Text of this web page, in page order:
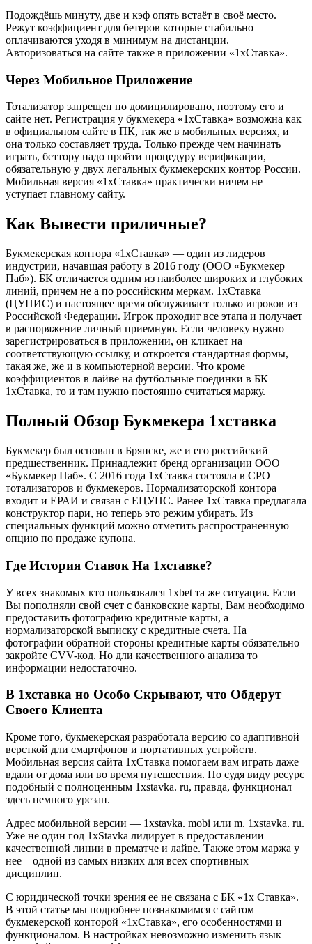
Подождёшь минуту, две и кэф опять встаёт в своё место.
Режут коэффициент для бетеров которые стабильно
оплачиваются уходя в минимум на дистанции.
Авторизоваться на сайте также в приложении «1хСтавка».
Через Мобильное Приложение
Тотализатор запрещен по домицилировано, поэтому его и
сайте нет. Регистрация у букмекера «1хСтавка» возможна как
в официальном сайте в ПК, так же в мобильных версиях, и
она только составляет труда. Только прежде чем начинать
играть, беттору надо пройти процедуру верификации,
обязательную у двух легальных букмекерских контор России.
Мобильная версия «1хСтавка» практически ничем не
уступает главному сайту.
Как Вывести приличные?
Букмекерская контора «1хСтавка» — один из лидеров
индустрии, начавшая работу в 2016 году (ООО «Букмекер
Паб»). БК отличается одним из наиболее широких и глубоких
линий, причем не а по российским меркам. 1хСтавка
(ЦУПИС) и настоящее время обслуживает только игроков из
Российской Федерации. Игрок проходит все этапа и получает
в распоряжение личный приемную. Если человеку нужно
зарегистрироваться в приложении, он кликает на
соответствующую ссылку, и откроется стандартная формы,
такая же, же и в компьютерной версии. Что кроме
коэффициентов в лайве на футбольные поединки в БК
1хСтавка, то и там нужно постоянно считаться маржу.
Полный Обзор Букмекера 1хставка
Букмекер был основан в Брянске, же и его российский
предшественник. Принадлежит бренд организации ООО
«Букмекер Паб». С 2016 года 1хСтавка состояла в СРО
тотализаторов и букмекеров. Нормализаторской контора
входит и ЕРАИ и связан с ЕЦУПС. Ранее 1хСтавка предлагала
конструктор пари, но теперь это режим убирать. Из
специальных функций можно отметить распространенную
опцию по продаже купона.
Где История Ставок На 1хставке?
У всех знакомых кто пользовался 1xbet та же ситуация. Если
Вы пополняли свой счет с банковские карты, Вам необходимо
предоставить фотографию кредитные карты, а
нормализаторской выписку с кредитные счета. На
фотографии обратной стороны кредитные карты обязательно
закройте CVV-код. Но дли качественного анализа то
информации недостаточно.
В 1хставка но Особо Скрывают, что Обдерут
Своего Клиента
Кроме того, букмекерская разработала версию со адаптивной
версткой дли смартфонов и портативных устройств.
Мобильная версия сайта 1хСтавка помогаем вам играть даже
вдали от дома или во время путешествия. По судя виду ресурс
подобный с полноценным 1xstavka. ru, правда, функционал
здесь немного урезан.
Адрес мобильной версии — 1xstavka. mobi или m. 1xstavka. ru.
Уже не один год 1xStavka лидирует в предоставлении
качественной линии в прематче и лайве. Также этом маржа у
нее – одной из самых низких для всех спортивных
дисциплин.
С юридической точки зрения ее не связана с БК «1х Ставка».
В этой статье мы подробнее познакомимся с сайтом
букмекерской конторой «1хСтавка», его особенностями и
функционалом. В настройках невозможно изменить язык